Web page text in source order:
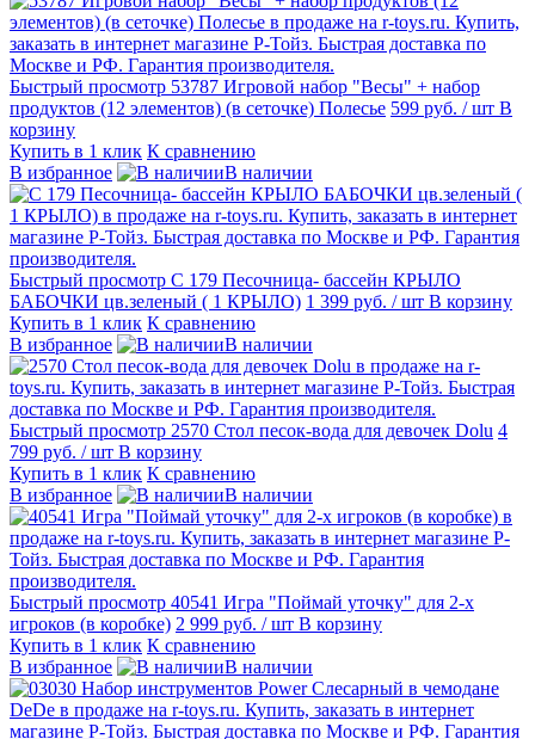
Быстрый просмотр 53787 Игровой набор "Весы" + набор
продуктов (12 элементов) (в сеточке) Полесье 599 руб. / шт В
корзину
Купить в 1 клик К сравнению
В избранное
В наличии
Быстрый просмотр С 179 Песочница- бассейн КРЫЛО
БАБОЧКИ цв.зеленый ( 1 КРЫЛО) 1 399 руб. / шт В корзину
Купить в 1 клик К сравнению
В избранное
В наличии
Быстрый просмотр 2570 Стол песок-вода для девочек Dolu 4
799 руб. / шт В корзину
Купить в 1 клик К сравнению
В избранное
В наличии
Быстрый просмотр 40541 Игра "Поймай уточку" для 2-х
игроков (в коробке) 2 999 руб. / шт В корзину
Купить в 1 клик К сравнению
В избранное
В наличии